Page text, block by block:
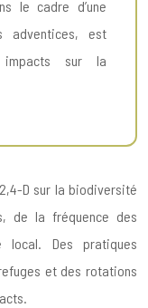
le cadre d’une
adventices, est
impacts sur la
D sur la biodiversité
de la fréquence des
local. Des pratiques
et des rotations